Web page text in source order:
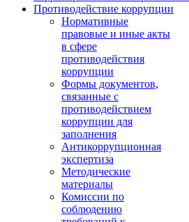
Противодействие коррупции
Нормативные
правовые и иные акты
в сфере
противодействия
коррупции
Формы документов,
связанные с
противодействием
коррупции для
заполнения
Антикоррупционная
экспертиза
Методические
материалы
Комиссии по
соблюдению